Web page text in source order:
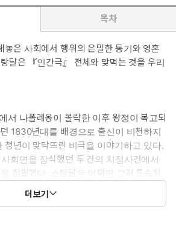
목차
놓은 사회에서 행위의 은밀한 동기와 영혼
달은 『인간극』 전체와 맞먹는 것을 우리
서 나폴레옹이 몰락한 이후 왕정이 복고되
1830년대를 배경으로 출신이 비천하지
청년이 맞닥뜨린 비극을 이야기하고 있다.
회면을 장식했던 두 건의 치정사건에서
집필했다. 스탕달은 어쩌면 그저 통속적
이 사건들에서 남다른 정열의 분출을 엿
는 걸작을 탄생시켰다. 또한 스탕달은 낭
더보기